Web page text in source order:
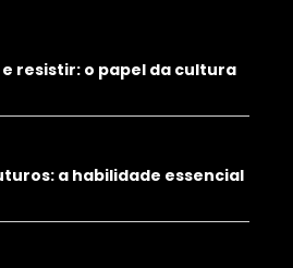
resistir: o papel da cultura
a habilidade essencial